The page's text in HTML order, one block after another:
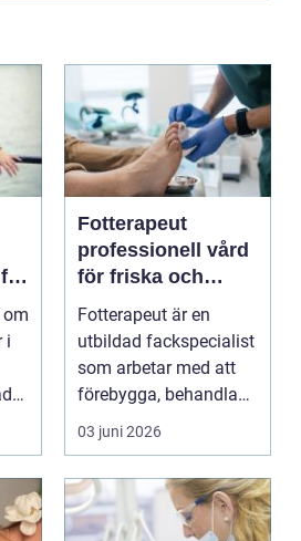
i
Fotterapeut
professionell vård
för friska och
starkare fötter
Fotterapeut är en
utbildad fackspecialist
som arbetar med att
förebygga, behandla
och lindra problem...
03 juni 2026